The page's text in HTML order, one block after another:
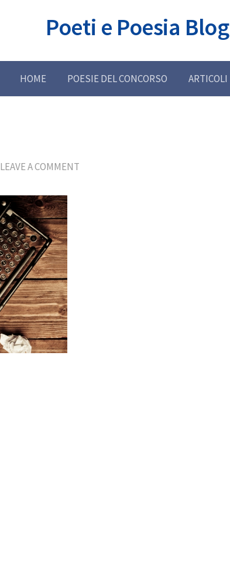
Poeti e Poesia Blog
HOME POESIE DEL CONCORSO ARTICOLI
LEAVE A COMMENT